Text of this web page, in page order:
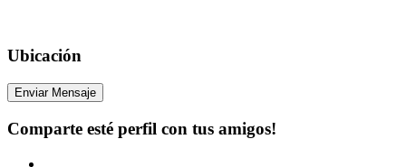
Ubicación
Enviar Mensaje
Comparte esté perfil con tus amigos!